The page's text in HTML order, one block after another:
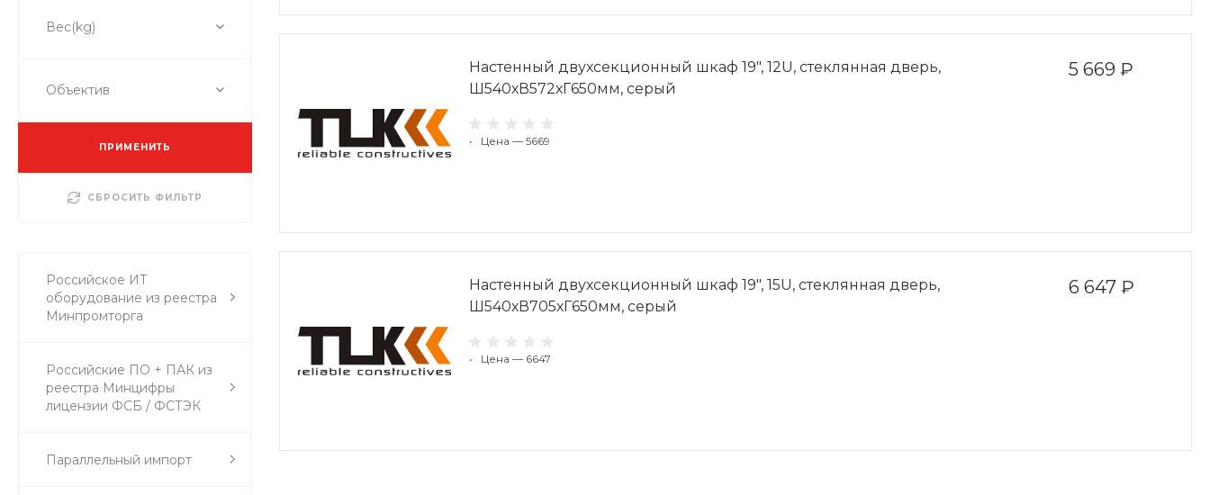
Вес(kg)
Объектив
ПРИМЕНИТЬ
СБРОСИТЬ ФИЛЬТР
Российское ИТ
оборудование из реестра
Минпромторга
Российские ПО + ПАК из
реестра Минцифры
лицензии ФСБ / ФСТЭК
Параллельный импорт
5 669 ₽
Настенный двухсекционный шкаф 19", 12U, стеклянная дверь,
Ш540хВ572хГ650мм, серый
• Цена — 5669
6 647 ₽
Настенный двухсекционный шкаф 19", 15U, стеклянная дверь,
Ш540хВ705хГ650мм, серый
• Цена — 6647